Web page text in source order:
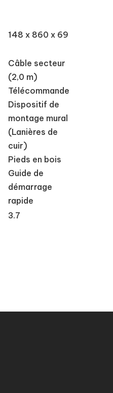
148 x 860 x 69
Câble secteur
(2,0 m)
Télécommande
Dispositif de
montage mural
(Lanières de
cuir)
Pieds en bois
Guide de
démarrage
rapide
3.7